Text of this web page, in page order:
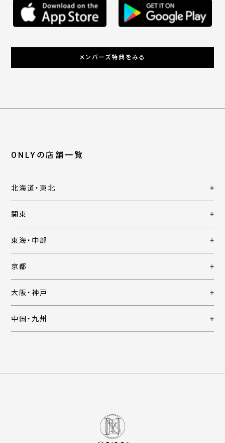
メンバーズ特典をみる
ONLYの店舗一覧
北海道・東北
関東
東海・中部
京都
大阪・神戸
中国・九州